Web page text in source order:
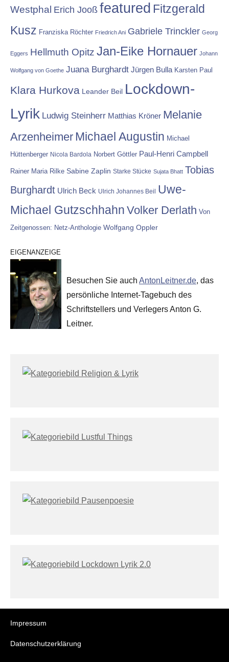
Westphal Erich Jooß featured Fitzgerald
Kusz Franziska Röchter Friedrich Ani Gabriele Trinckler Georg
Eggers Hellmuth Opitz Jan-Eike Hornauer Johann
Wolfgang von Goethe Juana Burghardt Jürgen Bulla Karsten Paul
Klara Hurkova Leander Beil Lockdown-
Lyrik Ludwig Steinherr Matthias Kröner Melanie
Arzenheimer Michael Augustin Michael
Hüttenberger Nicola Bardola Norbert Göttler Paul-Henri Campbell
Rainer Maria Rilke Sabine Zaplin Starke Stücke Sujata Bhatt Tobias
Burghardt Ulrich Beck Ulrich Johannes Beil Uwe-
Michael Gutzschhahn Volker Derlath Von
Zeitgenossen: Netz-Anthologie Wolfgang Oppler
EIGENANZEIGE
Besuchen Sie auch AntonLeitner.de, das
persönliche Internet-Tagebuch des
Schriftstellers und Verlegers Anton G.
Leitner.
Impressum
Datenschutzerklärung